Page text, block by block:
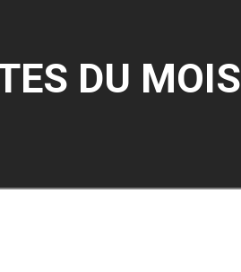
DU MOIS